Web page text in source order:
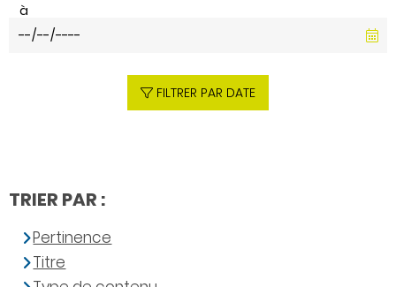
à
FILTRER PAR DATE
TRIER PAR :
Pertinence
Titre